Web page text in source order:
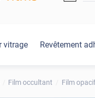
vitrage Revêtement
Film occultant Film